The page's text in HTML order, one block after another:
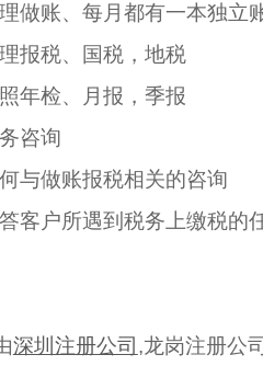
做账、每月都有一本独立
报税、国税，地税
年检、月报，季报
咨询
与做账报税相关的咨询
客户所遇到税务上缴税的
深圳注册公司 ,龙岗注册公